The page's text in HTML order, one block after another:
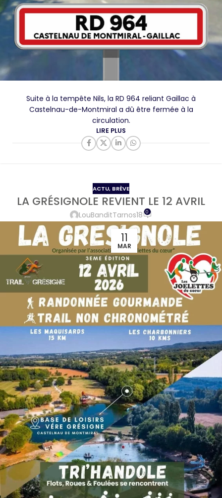
Suite à la tempête Nils, la RD 964 reliant Gaillac à
Castelnau-de-Montmiral a dû être fermée à la
circulation.
LIRE PLUS
ACTU, BRÈVE
LA GRÉSIGNOLE REVIENT LE 12 AVRIL
LouBanditTarnos18 0
11
MAR